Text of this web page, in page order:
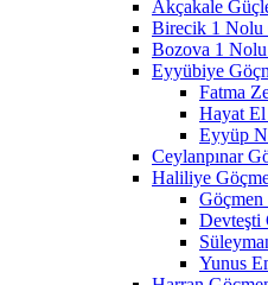
Akçakale
Birecik 1 Nolu
Bozova 1 Nolu
Eyyübiye
Fatma
Hayat El
Eyyüp
Ceylanpınar
Haliliye
Göçmen
Devteşti
Yunus